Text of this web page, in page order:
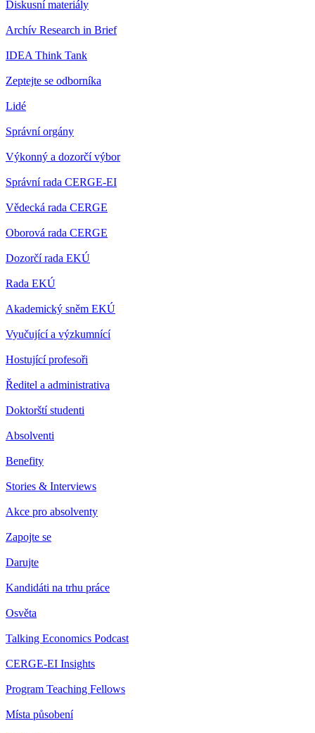
Diskusní materiály
Archív Research in Brief
IDEA Think Tank
Zeptejte se odborníka
Lidé
Správní orgány
Výkonný a dozorčí výbor
Správní rada CERGE-EI
Vědecká rada CERGE
Oborová rada CERGE
Dozorčí rada EKÚ
Rada EKÚ
Akademický sněm EKÚ
Vyučující a výzkumnící
Hostující profesoři
Ředitel a administrativa
Doktorští studenti
Absolventi
Benefity
Stories & Interviews
Akce pro absolventy
Zapojte se
Darujte
Kandidáti na trhu práce
Osvěta
Talking Economics Podcast
CERGE-EI Insights
Program Teaching Fellows
Místa působení